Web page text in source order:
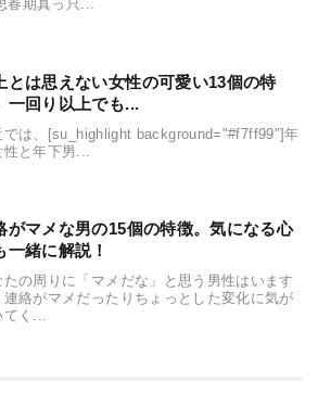
春期真っ只...
とは思えない女性の可愛い13個の特
一回り以上でも...
では、[su_highlight background="#f7ff99"]年
性と年下男...
がマメな男の15個の特徴。気になる心
一緒に解説！
たの周りに「マメだな」と思う男性はいます
連絡がマメだったりちょっとした変化に気が
てく...